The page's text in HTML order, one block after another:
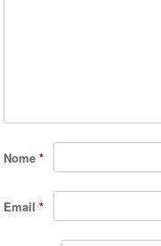
Nome*
Email*